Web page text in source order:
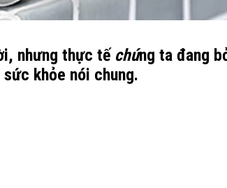
nhưng thực tế chúng ta đang
khỏe nói chung.